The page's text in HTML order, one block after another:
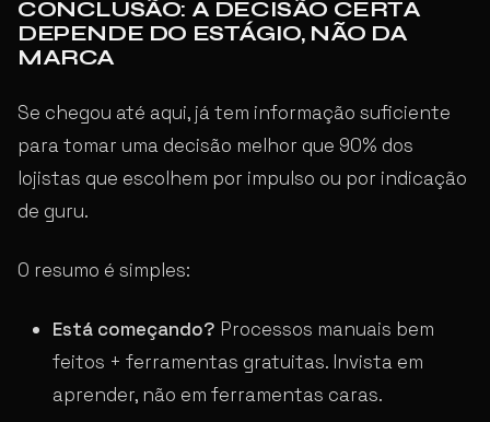
CONCLUSÃO: A DECISÃO CERTA
DEPENDE DO ESTÁGIO, NÃO DA
MARCA
Se chegou até aqui, já tem informação suficiente
para tomar uma decisão melhor que 90% dos
lojistas que escolhem por impulso ou por indicação
de guru.
O resumo é simples:
Está começando? Processos manuais bem
feitos + ferramentas gratuitas. Invista em
aprender, não em ferramentas caras.